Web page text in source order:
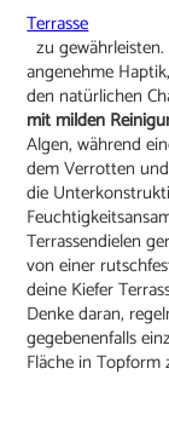
Terrasse
zu
angenehme
den natürlichen
mit milden
Algen, während
dem Verrotten
die
Terrassendielen
von einer
deine Kiefer
Denke daran,
gegebenenfalls
Fläche in Topform